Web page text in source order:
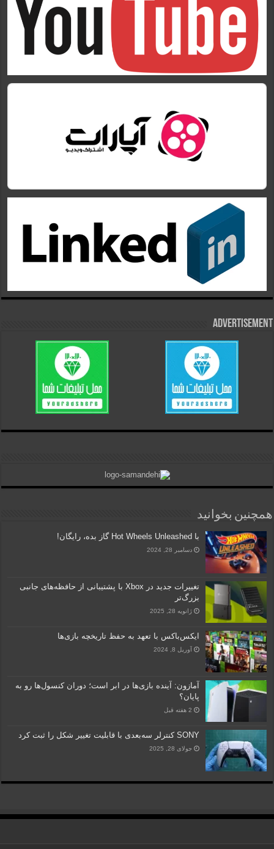
Advertisement
همچنین بخوانید
با Hot Wheels Unleashed گاز بده، رایگان!
دسامبر 28, 2024
تغییرات جدید در Xbox با پشتیبانی از حافظه‌های جانبی
بزرگ‌تر
ژانویه 28, 2025
ایکس‌باکس با تعهد به حفظ تاریخچه بازی‌ها
آوریل 8, 2024
آمازون: آینده بازی‌ها در ابر است؛ دوران کنسول‌ها رو به
پایان؟
2 هفته قبل
SONY کنترلر سه‌بعدی با قابلیت تغییر شکل را ثبت کرد
جولای 28, 2025